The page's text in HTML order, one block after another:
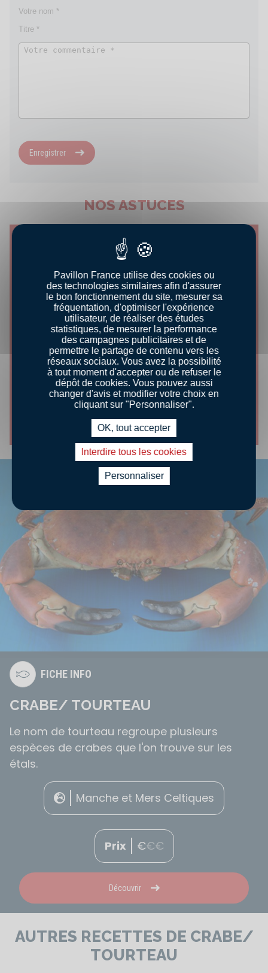
Enregistrer
NOS ASTUCES
CONSEILS DÉGUSTATION
DÉCORTIQUER UN CRABE
Découvrir le conseil
FICHE INFO
CRABE/ TOURTEAU
Le nom de tourteau regroupe plusieurs
espèces de crabes que l'on trouve sur les
étals.
Manche et Mers Celtiques
Prix €€€
Découvrir
AUTRES RECETTES DE CRABE/
TOURTEAU
Pavillon France utilise des cookies ou
des technologies similaires afin d'assurer
le bon fonctionnement du site, mesurer sa
fréquentation, d'optimiser l'expérience
utilisateur, de réaliser des études
statistiques, de mesurer la performance
des campagnes publicitaires et de
permettre le partage de contenu vers les
réseaux sociaux. Vous avez la possibilité
à tout moment d'accepter ou de refuser le
dépôt de cookies. Vous pouvez aussi
changer d'avis et modifier votre choix en
cliquant sur "Personnaliser".
OK, tout accepter
Interdire tous les cookies
Personnaliser